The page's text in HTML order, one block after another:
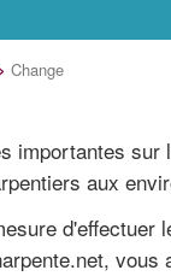
Change
importantes sur
aux
d'effectuer